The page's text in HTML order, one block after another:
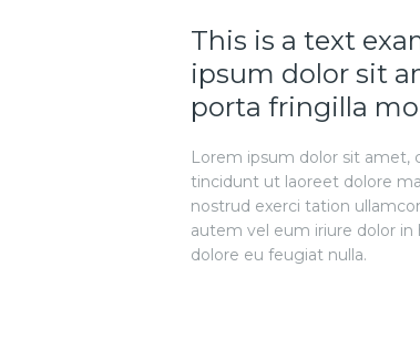
This is a text
ipsum dolor sit
porta fringilla
Lorem ipsum dolor sit amet,
tincidunt ut laoreet dolore
nostrud exerci tation
autem vel eum iriure dolor
dolore eu feugiat nulla.